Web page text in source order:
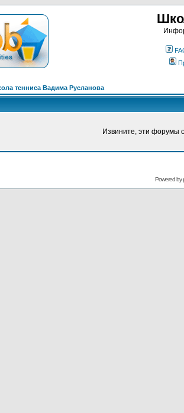
тенниса Вадима Русланова
Извините, эти форумы
Powered by